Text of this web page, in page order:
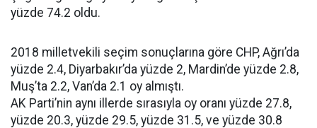
yüzde 74.2 oldu.
2018 milletvekili seçim sonuçlarına göre CHP, Ağrı’da
yüzde 2.4, Diyarbakır’da yüzde 2, Mardin’de yüzde 2.8,
Muş’ta 2.2, Van’da 2.1 oy almıştı.
AK Parti’nin aynı illerde sırasıyla oy oranı yüzde 27.8,
yüzde 20.3, yüzde 29.5, yüzde 31.5, ve yüzde 30.8